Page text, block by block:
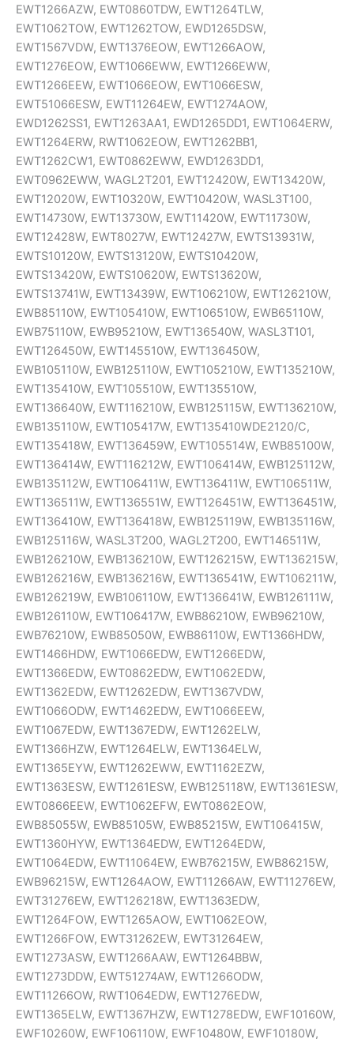
EWT1266AZW, EWT0860TDW, EWT1264TLW,
EWT1062TOW, EWT1262TOW, EWD1265DSW,
EWT1567VDW, EWT1376EOW, EWT1266AOW,
EWT1276EOW, EWT1066EWW, EWT1266EWW,
EWT1266EEW, EWT1066EOW, EWT1066ESW,
EWT51066ESW, EWT11264EW, EWT1274AOW,
EWD1262SS1, EWT1263AA1, EWD1265DD1, EWT1064ERW,
EWT1264ERW, RWT1062EOW, EWT1262BB1,
EWT1262CW1, EWT0862EWW, EWD1263DD1,
EWT0962EWW, WAGL2T201, EWT12420W, EWT13420W,
EWT12020W, EWT10320W, EWT10420W, WASL3T100,
EWT14730W, EWT13730W, EWT11420W, EWT11730W,
EWT12428W, EWT8027W, EWT12427W, EWTS13931W,
EWTS10120W, EWTS13120W, EWTS10420W,
EWTS13420W, EWTS10620W, EWTS13620W,
EWTS13741W, EWT13439W, EWT106210W, EWT126210W,
EWB85110W, EWT105410W, EWT106510W, EWB65110W,
EWB75110W, EWB95210W, EWT136540W, WASL3T101,
EWT126450W, EWT145510W, EWT136450W,
EWB105110W, EWB125110W, EWT105210W, EWT135210W,
EWT135410W, EWT105510W, EWT135510W,
EWT136640W, EWT116210W, EWB125115W, EWT136210W,
EWB135110W, EWT105417W, EWT135410WDE2120/C,
EWT135418W, EWT136459W, EWT105514W, EWB85100W,
EWT136414W, EWT116212W, EWT106414W, EWB125112W,
EWB135112W, EWT106411W, EWT136411W, EWT106511W,
EWT136511W, EWT136551W, EWT126451W, EWT136451W,
EWT136410W, EWT136418W, EWB125119W, EWB135116W,
EWB125116W, WASL3T200, WAGL2T200, EWT146511W,
EWB126210W, EWB136210W, EWT126215W, EWT136215W,
EWB126216W, EWB136216W, EWT136541W, EWT106211W,
EWB126219W, EWB106110W, EWT136641W, EWB126111W,
EWB126110W, EWT106417W, EWB86210W, EWB96210W,
EWB76210W, EWB85050W, EWB86110W, EWT1366HDW,
EWT1466HDW, EWT1066EDW, EWT1266EDW,
EWT1366EDW, EWT0862EDW, EWT1062EDW,
EWT1362EDW, EWT1262EDW, EWT1367VDW,
EWT1066ODW, EWT1462EDW, EWT1066EEW,
EWT1067EDW, EWT1367EDW, EWT1262ELW,
EWT1366HZW, EWT1264ELW, EWT1364ELW,
EWT1365EYW, EWT1262EWW, EWT1162EZW,
EWT1363ESW, EWT1261ESW, EWB125118W, EWT1361ESW,
EWT0866EEW, EWT1062EFW, EWT0862EOW,
EWB85055W, EWB85105W, EWB85215W, EWT106415W,
EWT1360HYW, EWT1364EDW, EWT1264EDW,
EWT1064EDW, EWT11064EW, EWB76215W, EWB86215W,
EWB96215W, EWT1264AOW, EWT11266AW, EWT11276EW,
EWT31276EW, EWT126218W, EWT1363EDW,
EWT1264FOW, EWT1265AOW, EWT1062EOW,
EWT1266FOW, EWT31262EW, EWT31264EW,
EWT1273ASW, EWT1266AAW, EWT1264BBW,
EWT1273DDW, EWT51274AW, EWT1266ODW,
EWT11266OW, RWT1064EDW, EWT1276EDW,
EWT1365ELW, EWT1367HZW, EWT1278EDW, EWF10160W,
EWF10260W, EWF106110W, EWF10480W, EWF10180W,